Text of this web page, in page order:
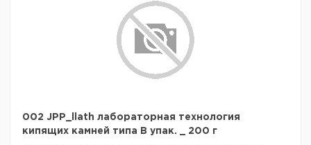
002 JPP_llath лабораторная технология
кипящих камней типа B упак. _ 200 г